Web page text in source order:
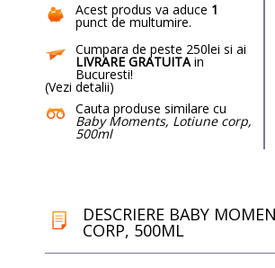
Acest produs va aduce 1
punct de multumire.
Cumpara de peste 250lei si ai
LIVRARE GRATUITAin
Bucuresti!
(Vezi detalii)
Cauta produse similare cu
Baby Moments, Lotiune corp,
500ml
DESCRIERE BABY
CORP, 500ML